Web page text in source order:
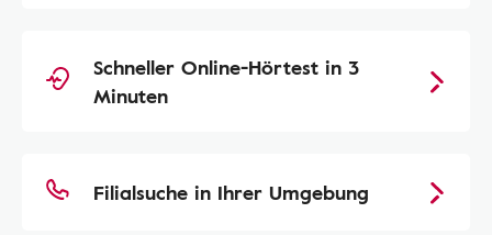
Schneller Online-Hörtest in 3
Minuten
Filialsuche in Ihrer Umgebung